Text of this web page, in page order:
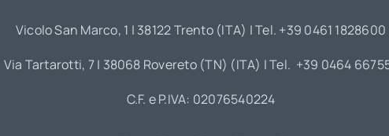
Vicolo San Marco, 1 | 38122 Trento (ITA) | Tel. +39 0461 1828600
Via Tartarotti, 7 | 38068 Rovereto (TN) (ITA) | Tel. +39 0464
C.F. e P.IVA: 02076540224